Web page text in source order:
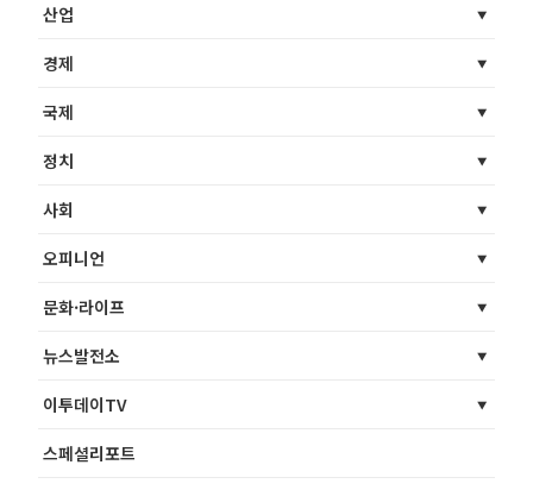
산업
경제
국제
정치
사회
오피니언
문화·라이프
뉴스발전소
이투데이TV
스페셜리포트